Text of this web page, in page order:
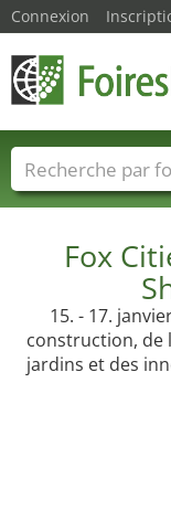
Fox
15. - 17.
construction, de
jardins et des
Connexion
Foire noms